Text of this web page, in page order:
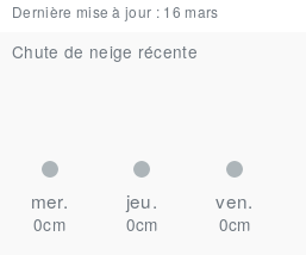
Dernière mise à jour : 16 mars
Chute de neige récente
mer. jeu. ven.
0cm 0cm 0cm